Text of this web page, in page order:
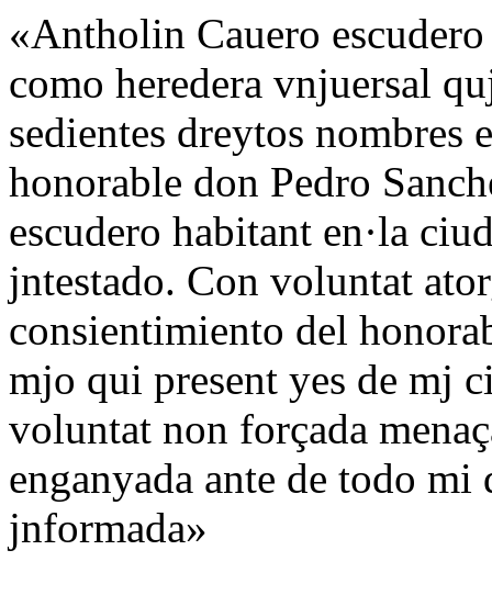
«Antholin Cauero
como heredera vnjuersal
sedientes dreytos nombres
honorable don Pedro
escudero habitant en·la
jntestado. Con voluntat
consientimiento del
mjo qui present yes de mj
voluntat non forçada
enganyada ante de todo
jnformada»